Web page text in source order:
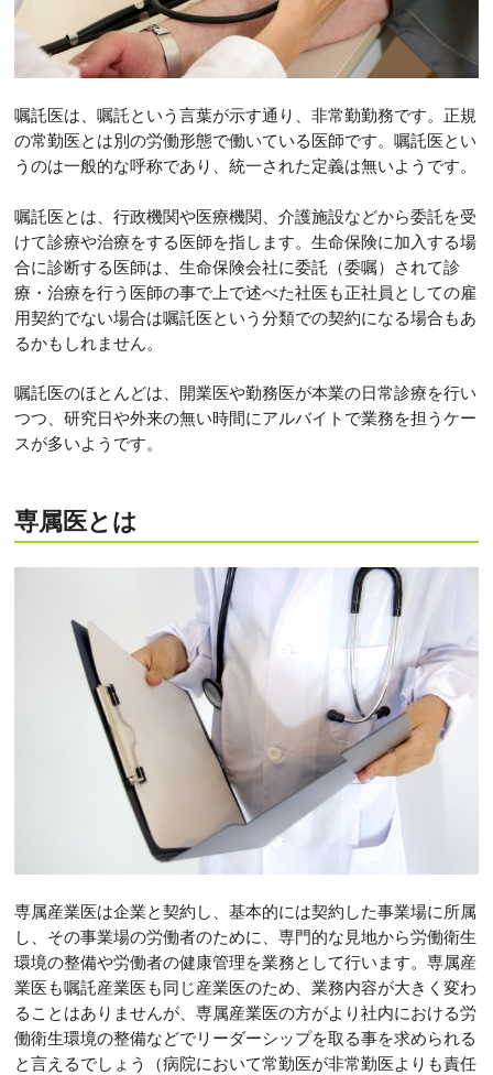
嘱託医は、嘱託という言葉が示す通り、非常勤勤務です。正規
の常勤医とは別の労働形態で働いている医師です。嘱託医とい
うのは一般的な呼称であり、統一された定義は無いようです。
嘱託医とは、行政機関や医療機関、介護施設などから委託を受
けて診療や治療をする医師を指します。生命保険に加入する場
合に診断する医師は、生命保険会社に委託（委嘱）されて診
療・治療を行う医師の事で上で述べた社医も正社員としての雇
用契約でない場合は嘱託医という分類での契約になる場合もあ
るかもしれません。
嘱託医のほとんどは、開業医や勤務医が本業の日常診療を行い
つつ、研究日や外来の無い時間にアルバイトで業務を担うケー
スが多いようです。
専属医とは
専属産業医は企業と契約し、基本的には契約した事業場に所属
し、その事業場の労働者のために、専門的な見地から労働衛生
環境の整備や労働者の健康管理を業務として行います。専属産
業医も嘱託産業医も同じ産業医のため、業務内容が大きく変わ
ることはありませんが、専属産業医の方がより社内における労
働衛生環境の整備などでリーダーシップを取る事を求められる
と言えるでしょう（病院において常勤医が非常勤医よりも責任